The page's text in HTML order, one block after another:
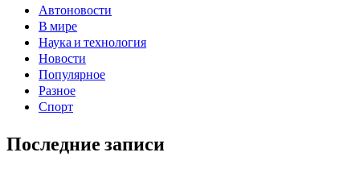
Автоновости
В мире
Наука и технология
Новости
Популярное
Разное
Спорт
Последние записи